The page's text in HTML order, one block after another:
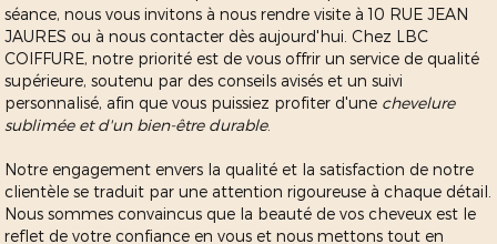
séance, nous vous invitons à nous rendre visite à 10 RUE JEAN
JAURES ou à nous contacter dès aujourd'hui. Chez LBC
COIFFURE, notre priorité est de vous offrir un service de qualité
supérieure, soutenu par des conseils avisés et un suivi
personnalisé, afin que vous puissiez profiter d'une chevelure
sublimée et d'un bien-être durable.
Notre engagement envers la qualité et la satisfaction de notre
clientèle se traduit par une attention rigoureuse à chaque détail.
Nous sommes convaincus que la beauté de vos cheveux est le
reflet de votre confiance en vous et nous mettons tout en